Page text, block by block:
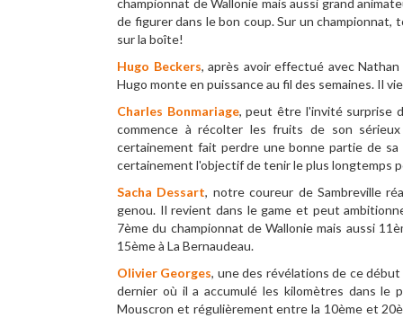
championnat de Wallonie mais aussi grand
de figurer dans le bon coup. Sur un
sur la boîte!
Hugo Beckers, après avoir effectué avec
Hugo monte en puissance au fil des semaines. Il
Charles Bonmariage, peut être l'invité surprise
commence à récolter les fruits de son
certainement fait perdre une bonne partie de
certainement l'objectif de tenir le plus longtemps
Sacha Dessart, notre coureur de Sambreville
genou. Il revient dans le game et peut
7ème du championnat de Wallonie mais aussi
15ème à La Bernaudeau.
Olivier Georges, une des révélations de ce
dernier où il a accumulé les kilomètres dans le
Mouscron et régulièrement entre la 10ème et